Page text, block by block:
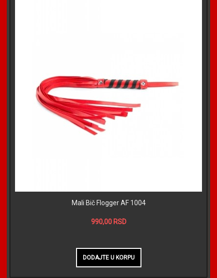
Mali Bič Flogger AF 1004
990,00 RSD